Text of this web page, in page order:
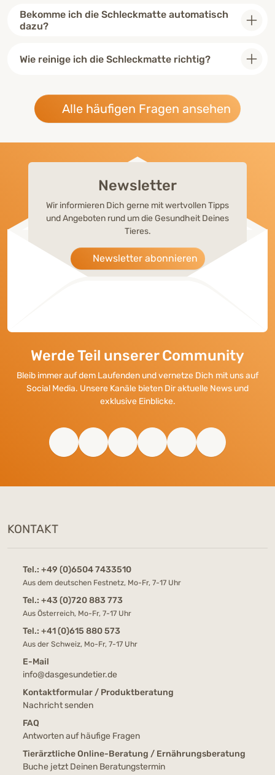
Bekomme ich die Schleckmatte automatisch
dazu?
Wie reinige ich die Schleckmatte richtig?
Alle häufigen Fragen ansehen
Newsletter
Wir informieren Dich gerne mit wertvollen Tipps
und Angeboten rund um die Gesundheit Deines
Tieres.
Newsletter abonnieren
Werde Teil unserer Community
Bleib immer auf dem Laufenden und vernetze Dich mit uns auf
Social Media. Unsere Kanäle bieten Dir aktuelle News und
exklusive Einblicke.
KONTAKT
Tel.: +49 (0)6504 7433510
Aus dem deutschen Festnetz, Mo-Fr, 7-17 Uhr
Tel.: +43 (0)720 883 773
Aus Österreich, Mo-Fr, 7-17 Uhr
Tel.: +41 (0)615 880 573
Aus der Schweiz, Mo-Fr, 7-17 Uhr
E-Mail
info@dasgesundetier.de
Kontaktformular / Produktberatung
Nachricht senden
FAQ
Antworten auf häufige Fragen
Tierärztliche Online-Beratung / Ernährungsberatung
Buche jetzt Deinen Beratungstermin